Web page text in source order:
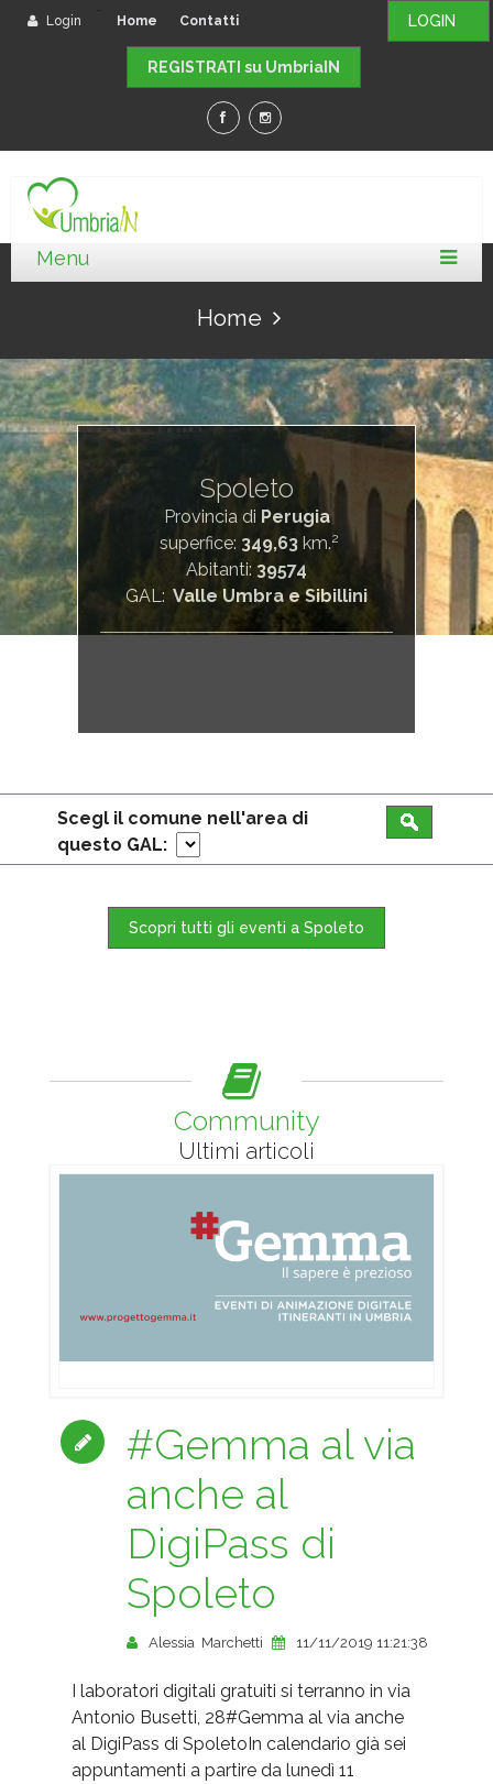
LOGIN
Login Home Contatti
REGISTRATI su UmbriaIN
Home
Spoleto
Provincia di Perugia
superfice: 349,63km.2
Abitanti: 39574
GAL: Valle Umbra e Sibillini
Scegl il comune nell'area di
questo GAL:
Scopri tutti gli eventi a Spoleto
Community
Ultimi articoli
#Gemma al via
anche al
DigiPass di
Spoleto
Alessia Marchetti 11/11/2019 11:21:38
I laboratori digitali gratuiti si terranno in via
Antonio Busetti, 28#Gemma al via anche
al DigiPass di SpoletoIn calendario già sei
appuntamenti a partire da lunedì 11